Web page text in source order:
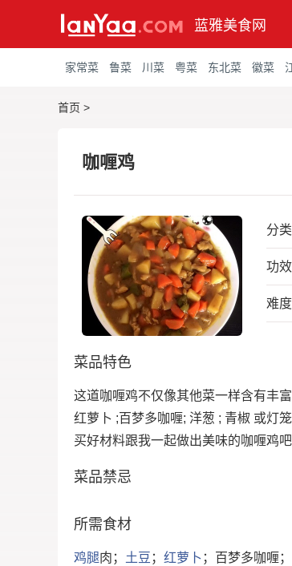
蓝雅美食网
家常菜 鲁菜 川菜 粤菜 东北菜 徽菜
首页 >
咖喱鸡
分类
功效
难
菜品特色
这道咖喱鸡不仅像其他菜一样含有丰
红萝卜 ;百梦多咖喱; 洋葱 ; 青椒 或灯
买好材料跟我一起做出美味的咖喱鸡吧
菜品禁忌
所需食材
鸡腿肉； 土豆 ； 红萝卜 ；百梦多咖喱；